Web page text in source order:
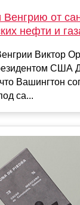
от
нефти и
Виктор
США
Вашингтон
са...